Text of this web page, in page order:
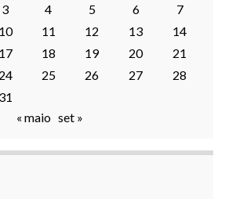
3 4 5 6
7
10 11 12 13
14
17 18 19 20
21
24 25 26 27
28
31
« maio set »